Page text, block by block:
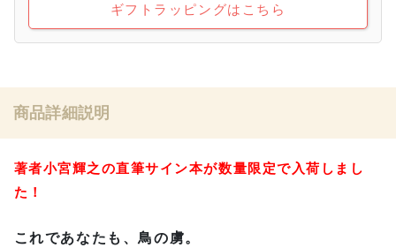
ギフトラッピングはこちら
商品詳細説明
著者小宮輝之の直筆サイン本が数量限定で入荷しまし
た！
これであなたも、鳥の虜。